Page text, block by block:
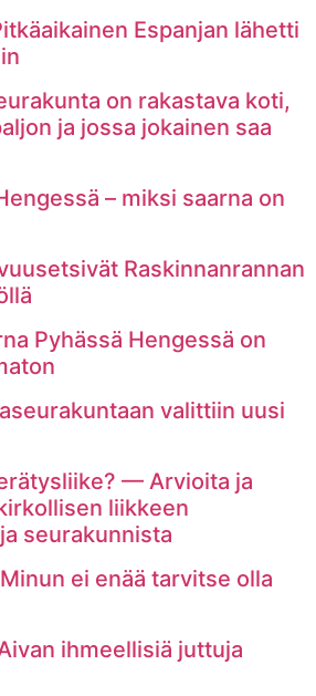
Espanjan lähetti
on rakastava koti,
ja jossa jokainen saa
– miksi saarna on
Raskinnanrannan
Pyhässä Hengessä on
valittiin uusi
— Arvioita ja
liikkeen
seurakunnista
ei enää tarvitse olla
ihmeellisiä juttuja